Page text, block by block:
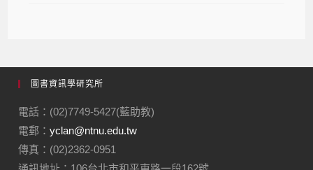
圖書資訊學研究所
電話：(02)7749-5427(藍助教)
電郵：yclan@ntnu.edu.tw
傳真：(02)2362-0951